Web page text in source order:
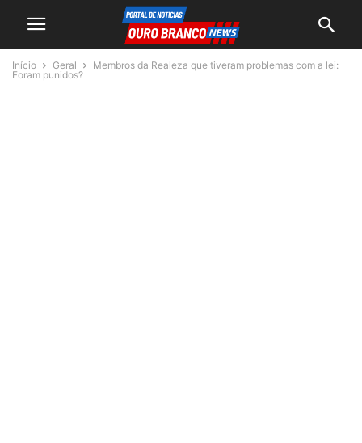
Início Geral
Membros da Realeza que tiveram problemas com a lei:
Foram punidos?